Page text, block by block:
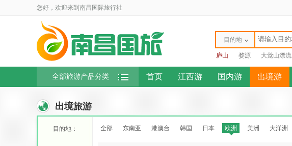
您好，欢迎来到南昌国际旅行社
目的地
庐山 婺源 大觉山漂流
全部旅游产品分类 首页 江西游 国内游 出境游
出境旅游
目的地： 全部 东南亚 港澳台 韩国 日本 欧洲 美洲 大洋洲